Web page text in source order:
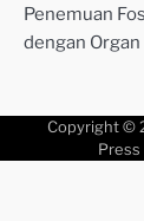
Penemuan
dengan
Copyright ©
Press